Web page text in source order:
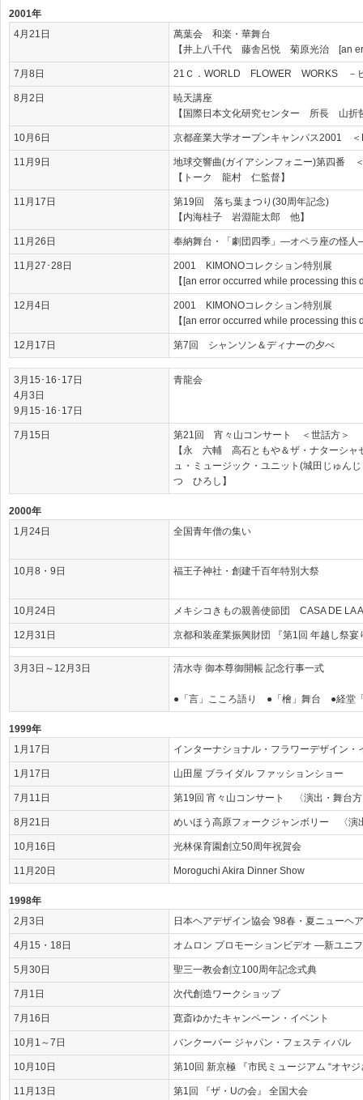
2001年
4月21日
萬葉会 和楽・華舞台
【井上八千代 藤舎呂悦 菊原光治 [an
7月8日 21Ｃ．WORLD FLOWER WORKS －
8月2日
暁天講座
【国際日本文化研究センター 所長 山折
10月6日 京都産業大学オープンキャンパス2001 ＜
11月9日
地球交響曲(ガイアシンフォニー)第四番
【トーク 龍村 仁監督】
11月17日
第19回 落ち葉まつり(30周年記念)
【内海桂子 岩淵龍太郎 他】
11月26日 奉納舞台・「劇団四季」―オペラ座の怪
11月27･28日
2001 KIMONOコレクション特別展
【[an error occurred while processing
12月4日
2001 KIMONOコレクション特別展
【[an error occurred while processing this
12月17日 第7回 シャンソン＆ディナーの夕べ
3月15･16･17日
4月3日
9月15･16･17日
青龍会
7月15日
第21回 宵々山コンサート ＜世話方＞
【永 六輔 高石ともや＆ザ・ナターシ
ュ・ミュージック・ユニット(城田じゅ
つ ひろし】
2000年
1月24日
全国青年僧の集い
10月8・9日 福王子神社・創建千百年特別大祭
10月24日 メキシコきもの親善使節団 CASA DE LA
12月31日 京都和装産業振興財団 『第1回 年越し祭宴
3月3日～12月3日 清水寺 御本尊御開帳 記念行事一式
●「言」こころ語り ●「檜」舞台 ●経
1999年
1月17日
インターナショナル・フラワーデザイン・
1月17日 山田屋 ブライダル ファッションショー
7月11日 第19回 宵々山コンサート 〈演出・舞台
8月21日 めいほう高原フォークジャンボリー 〈演
10月16日 光林保育園創立50周年祝賀会
11月20日 Moroguchi Akira Dinner Show
1998年
2月3日
日本ヘアデザイン協会 '98春・夏ニューヘ
4月15・18日 オムロン プロモーションビデオ ―新ユニ
5月30日 聖三一教会創立100周年記念式典
7月1日 次代創造ワークショップ
7月16日 寛斎ゆかたキャンペーン・イベント
10月1～7日 バンクーバー ジャパン・フェスティバル
10月10日 第10回 新京極 『市民ミュージアム “オヤ
11月13日 第1回 『ザ・Uの会』 全国大会